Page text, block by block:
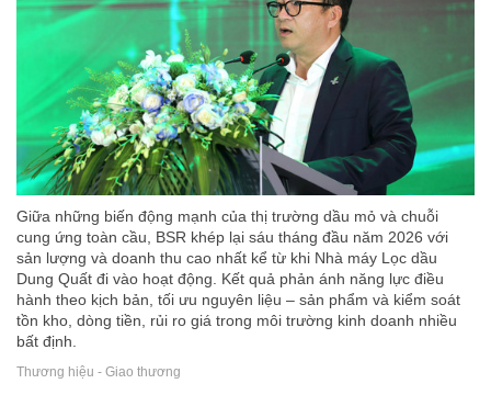
Giữa những biến động mạnh của thị trường dầu mỏ và chuỗi
cung ứng toàn cầu, BSR khép lại sáu tháng đầu năm 2026 với
sản lượng và doanh thu cao nhất kể từ khi Nhà máy Lọc dầu
Dung Quất đi vào hoạt động. Kết quả phản ánh năng lực điều
hành theo kịch bản, tối ưu nguyên liệu – sản phẩm và kiểm soát
tồn kho, dòng tiền, rủi ro giá trong môi trường kinh doanh nhiều
bất định.
Thương hiệu - Giao thương